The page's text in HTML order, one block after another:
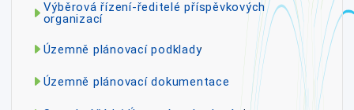
Výběrová řízení-ředitelé příspěvkových
organizací
Územně plánovací podklady
Územně plánovací dokumentace